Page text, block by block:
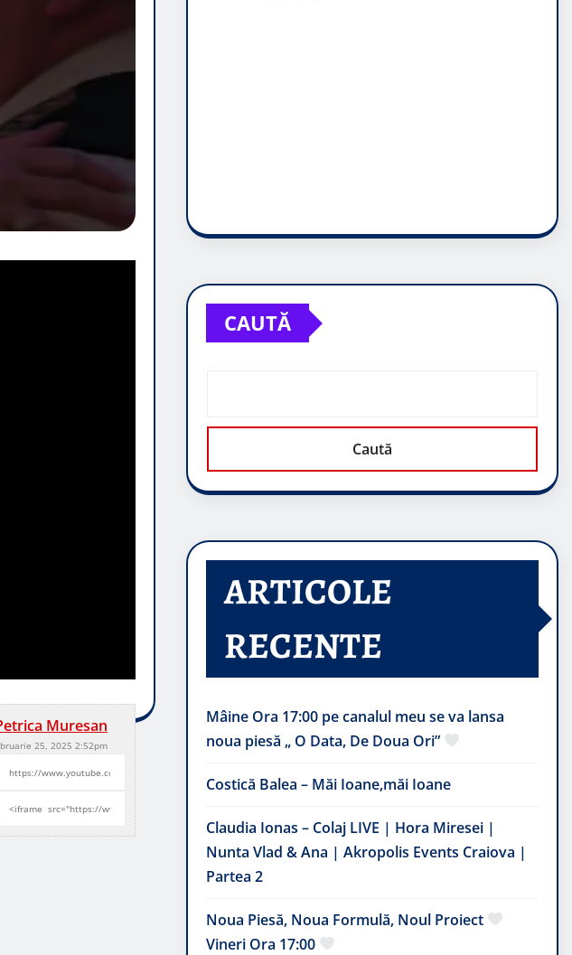
Muresan
25, 2025 2:52pm
CAUTĂ
Caută
ARTICOLE
RECENTE
Mâine Ora 17:00 pe canalul meu se va lansa
noua piesă „ O Data, De Doua Ori”
Costică Balea – Măi Ioane,măi Ioane
Claudia Ionas – Colaj LIVE | Hora Miresei |
Nunta Vlad & Ana | Akropolis Events Craiova |
Partea 2
Noua Piesă, Noua Formulă, Noul Proiect
Vineri Ora 17:00